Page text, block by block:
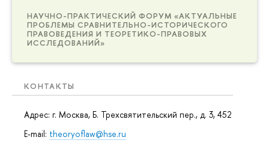
НАУЧНО-ПРАКТИЧЕСКИЙ ФОРУМ «АКТУАЛЬНЫЕ
ПРОБЛЕМЫ СРАВНИТЕЛЬНО-ИСТОРИЧЕСКОГО
ПРАВОВЕДЕНИЯ И ТЕОРЕТИКО-ПРАВОВЫХ
ИССЛЕДОВАНИЙ»
КОНТАКТЫ
Адрес: г. Москва, Б. Трехсвятительский пер., д. 3, 452
E-mail: theoryoflaw@hse.ru